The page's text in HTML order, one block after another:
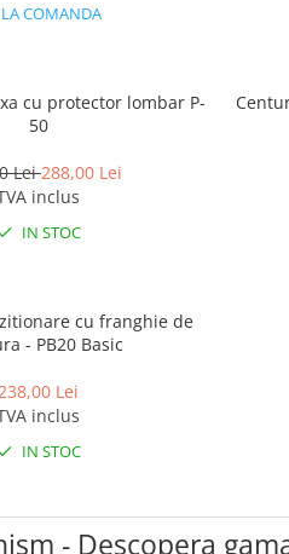
LA COMANDA
cu protector lombar P-
50
Lei288,00 Lei
inclus
IN STOC
cu franghie de
- PB20 Basic
Lei
inclus
IN STOC
- Descopera